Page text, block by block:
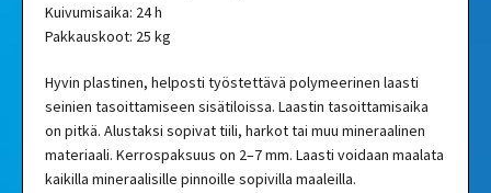
Kuivumisaika: 24 h
Pakkauskoot: 25 kg
Hyvin plastinen, helposti työstettävä polymeerinen laasti
seinien tasoittamiseen sisätiloissa. Laastin tasoittamisaika
on pitkä. Alustaksi sopivat tiili, harkot tai muu mineraalinen
materiaali. Kerrospaksuus on 2–7 mm. Laasti voidaan maalata
kaikilla mineraalisille pinnoille sopivilla maaleilla.